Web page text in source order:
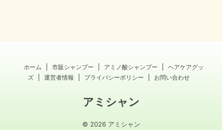
ホーム 市販シャンプー アミノ酸シャンプー
ヘアケアグッ
ズ
運営者情報 プライバシーポリシー お問い合わせ
アミシャン
© 2026 アミシャン